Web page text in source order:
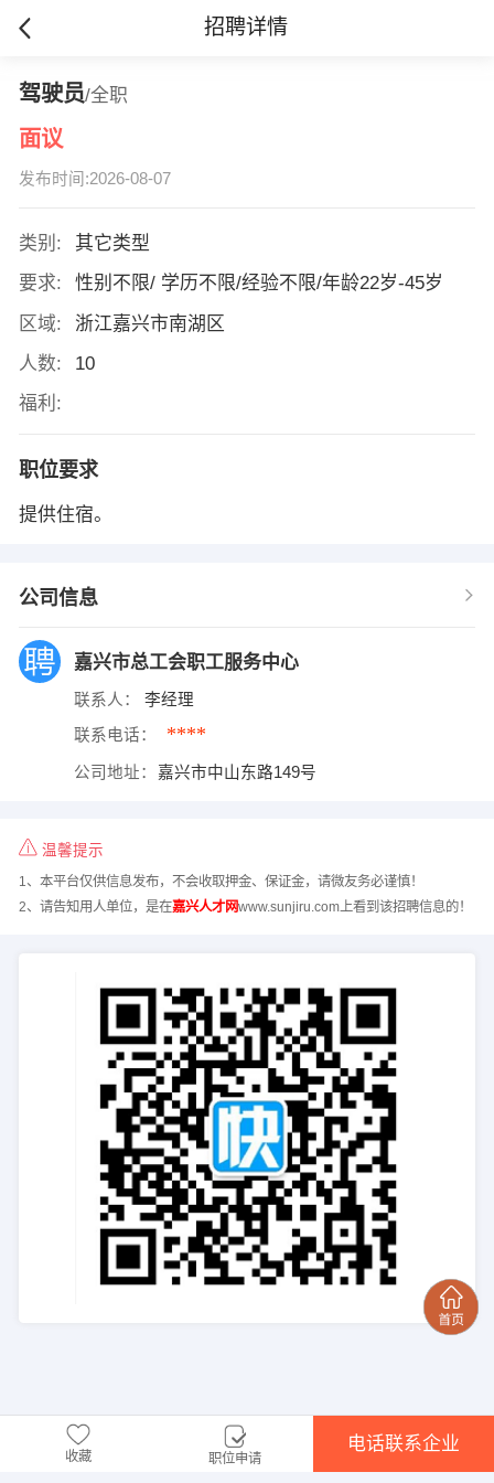
招聘详情
驾驶员/全职
面议
发布时间:2026-08-07
类别:
其它类型
要求:
性别不限/ 学历不限/经验不限/年龄22岁-45岁
区域:
浙江嘉兴市南湖区
人数:
10
福利:
职位要求
提供住宿。
公司信息
嘉兴市总工会职工服务中心
联系人： 李经理
联系电话： ****
公司地址： 嘉兴市中山东路149号
温馨提示
1、本平台仅供信息发布，不会收取押金、保证金，请微友务必谨慎！
2、请告知用人单位，是在嘉兴人才网www.sunjiru.com上看到该招聘信息的！
收藏 职位申请
电话联系企业